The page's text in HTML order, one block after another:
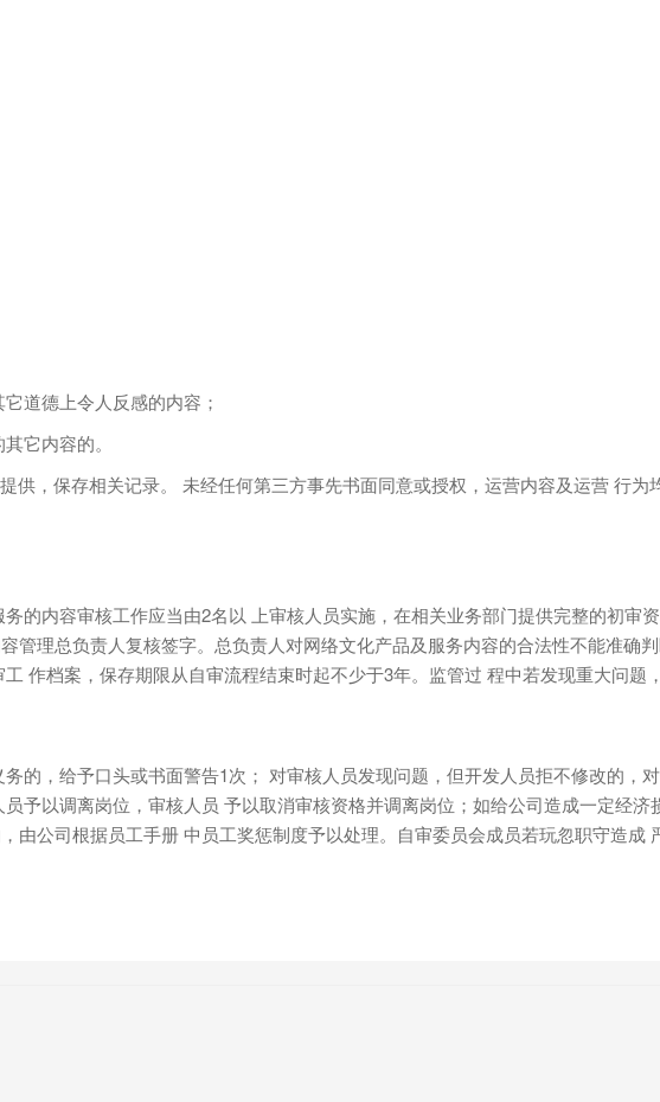
道德上令人反感的内容；
它内容的。
供，保存相关记录。 未经任何第三方事先书面同意或授权，运营内容及运营 行
的内容审核工作应当由2名以 上审核人员实施，在相关业务部门提供完整的初
管理总负责人复核签字。总负责人对网络文化产品及服务内容的合法性不能准
作档案，保存期限从自审流程结束时起不少于3年。监管过 程中若发现重大问题
的，给予口头或书面警告1次； 对审核人员发现问题，但开发人员拒不修改的
予以调离岗位，审核人员 予以取消审核资格并调离岗位；如给公司造成一定经
公司根据员工手册 中员工奖惩制度予以处理。自审委员会成员若玩忽职守造